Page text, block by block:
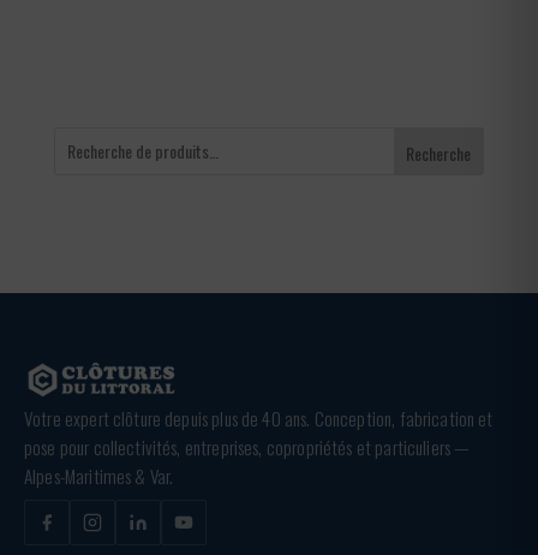
Recherche
Votre expert clôture depuis plus de 40 ans. Conception, fabrication et
pose pour collectivités, entreprises, copropriétés et particuliers —
Alpes-Maritimes & Var.